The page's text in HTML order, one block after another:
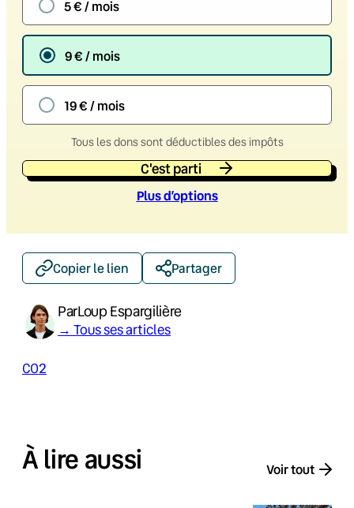
5 € / mois
9 € / mois
19 € / mois
Tous les dons sont déductibles des impôts
C'est parti
Plus d’options
Copier le lien Partager
ParLoup Espargilière
→ Tous ses articles
CO2
À lire aussi Voir tout